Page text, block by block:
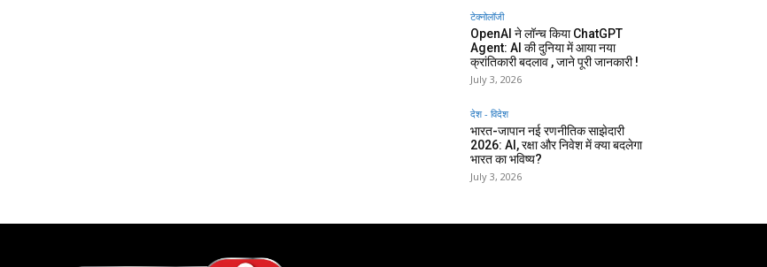
टेक्नोलॉजी
OpenAI ने लॉन्च किया ChatGPT
Agent: AI की दुनिया में आया नया
क्रांतिकारी बदलाव , जाने पूरी जानकारी !
July 3, 2026
देश - विदेश
भारत-जापान नई रणनीतिक साझेदारी
2026: AI, रक्षा और निवेश में क्या बदलेगा
भारत का भविष्य?
July 3, 2026